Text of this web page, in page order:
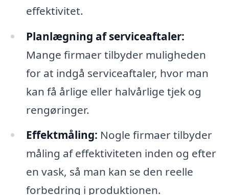
effektivitet.
Planlægning af serviceaftaler:
Mange firmaer tilbyder muligheden
for at indgå serviceaftaler, hvor man
kan få årlige eller halvårlige tjek og
rengøringer.
Effektmåling: Nogle firmaer tilbyder
måling af effektiviteten inden og efter
en vask, så man kan se den reelle
forbedring i produktionen.